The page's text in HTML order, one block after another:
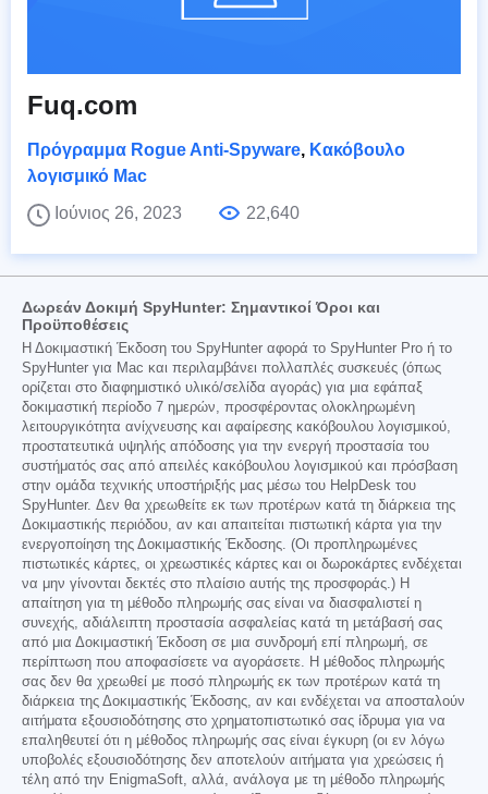
Fuq.com
Πρόγραμμα Rogue Anti-Spyware, Κακόβουλο
λογισμικό Mac
Ιούνιος 26, 2023
22,640
Δωρεάν Δοκιμή SpyHunter: Σημαντικοί Όροι και
Προϋποθέσεις
Η Δοκιμαστική Έκδοση του SpyHunter αφορά το SpyHunter Pro ή το
SpyHunter για Mac και περιλαμβάνει πολλαπλές συσκευές (όπως
ορίζεται στο διαφημιστικό υλικό/σελίδα αγοράς) για μια εφάπαξ
δοκιμαστική περίοδο 7 ημερών, προσφέροντας ολοκληρωμένη
λειτουργικότητα ανίχνευσης και αφαίρεσης κακόβουλου λογισμικού,
προστατευτικά υψηλής απόδοσης για την ενεργή προστασία του
συστήματός σας από απειλές κακόβουλου λογισμικού και πρόσβαση
στην ομάδα τεχνικής υποστήριξής μας μέσω του HelpDesk του
SpyHunter. Δεν θα χρεωθείτε εκ των προτέρων κατά τη διάρκεια της
Δοκιμαστικής περιόδου, αν και απαιτείται πιστωτική κάρτα για την
ενεργοποίηση της Δοκιμαστικής Έκδοσης. (Οι προπληρωμένες
πιστωτικές κάρτες, οι χρεωστικές κάρτες και οι δωροκάρτες ενδέχεται
να μην γίνονται δεκτές στο πλαίσιο αυτής της προσφοράς.) Η
απαίτηση για τη μέθοδο πληρωμής σας είναι να διασφαλιστεί η
συνεχής, αδιάλειπτη προστασία ασφαλείας κατά τη μετάβασή σας
από μια Δοκιμαστική Έκδοση σε μια συνδρομή επί πληρωμή, σε
περίπτωση που αποφασίσετε να αγοράσετε. Η μέθοδος πληρωμής
σας δεν θα χρεωθεί με ποσό πληρωμής εκ των προτέρων κατά τη
διάρκεια της Δοκιμαστικής Έκδοσης, αν και ενδέχεται να αποσταλούν
αιτήματα εξουσιοδότησης στο χρηματοπιστωτικό σας ίδρυμα για να
επαληθευτεί ότι η μέθοδος πληρωμής σας είναι έγκυρη (οι εν λόγω
υποβολές εξουσιοδότησης δεν αποτελούν αιτήματα για χρεώσεις ή
τέλη από την EnigmaSoft, αλλά, ανάλογα με τη μέθοδο πληρωμής